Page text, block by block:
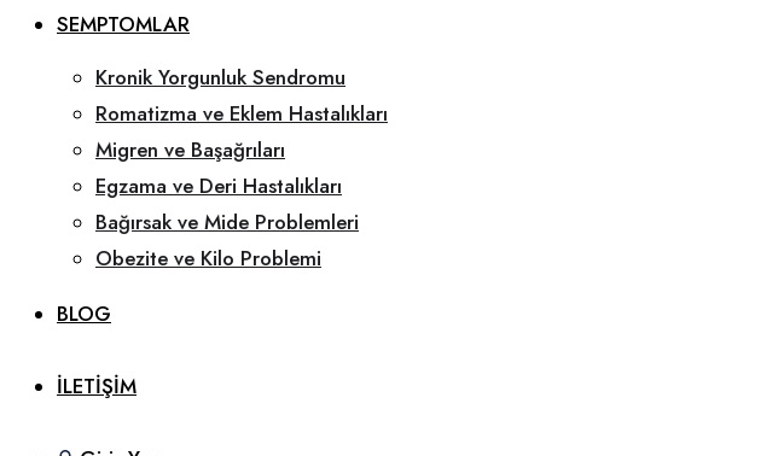
SEMPTOMLAR
Kronik Yorgunluk Sendromu
Romatizma ve Eklem Hastalıkları
Migren ve Başağrıları
Egzama ve Deri Hastalıkları
Bağırsak ve Mide Problemleri
Obezite ve Kilo Problemi
BLOG
İLETİŞİM